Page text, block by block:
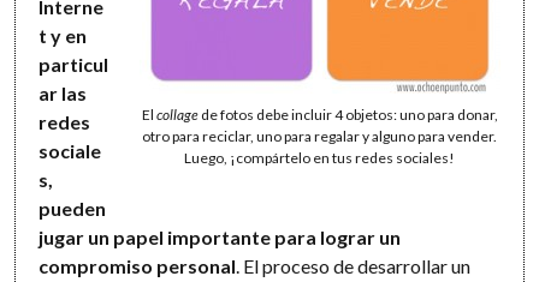
El collagede fotos debe incluir 4 objetos: uno para donar,
otro para reciclar, uno para regalar y alguno para vender.
Luego, ¡compártelo en tus redes sociales!
Interne
t y en
particul
ar las
redes
sociale
s,
pueden
jugar un papel importante para lograr un
compromiso personal. El proceso de desarrollar un